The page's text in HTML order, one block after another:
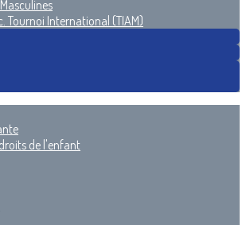
Tournoi International (TIAM)
de l'enfant